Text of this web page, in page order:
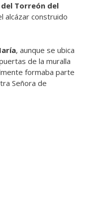
Torreón del
alcázar construido
, aunque se ubica
de la muralla
formaba parte
Señora de